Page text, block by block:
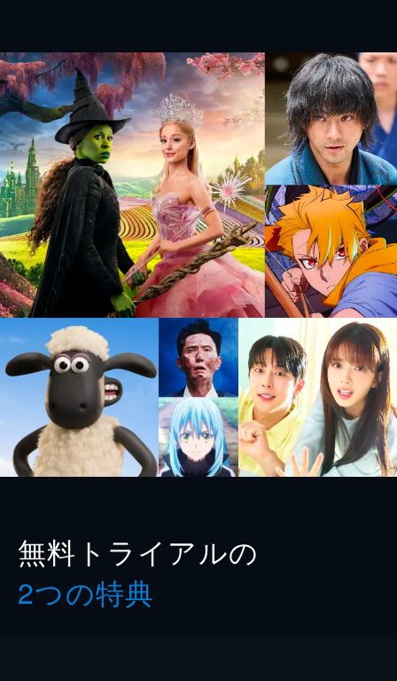
無料トライアルの
2つの特典